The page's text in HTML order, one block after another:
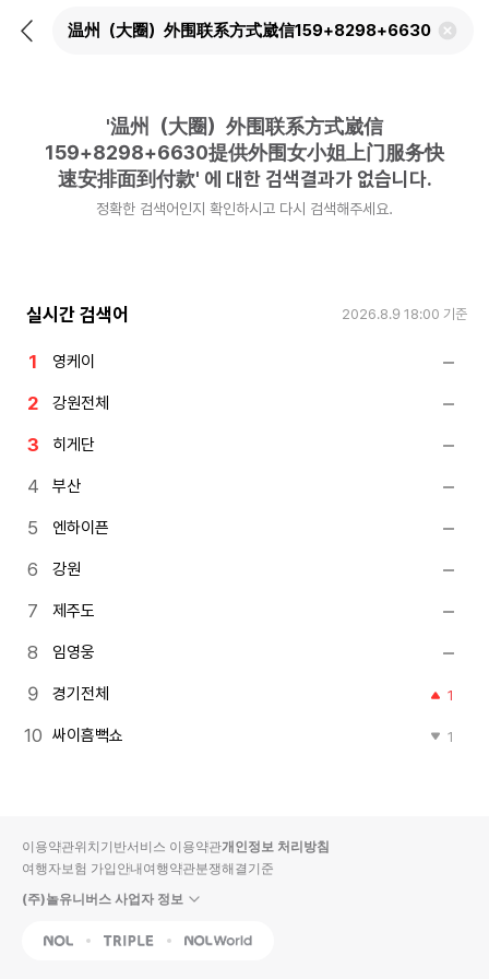
뒤
검
'温州（大圈）外围联系方式崴信
159+8298+6630提供外围女小姐上门服务快
速安排面到付款' 에 대한 검색결과가 없습니다.
정확한 검색어인지 확인하시고 다시 검색해주세요.
실시간 검색어 2026.8.9 18:00 기준
영케이
강원전체
히게단
부산
엔하이픈
강원
제주도
임영웅
경기전체 1
싸이흠뻑쇼 1
이용약관위치기반서비스 이용약관개인정보 처리방침
여행자보험 가입안내여행약관분쟁해결기준
(주)놀유니버스 사업자 정보
NOL Triple Interpark Global